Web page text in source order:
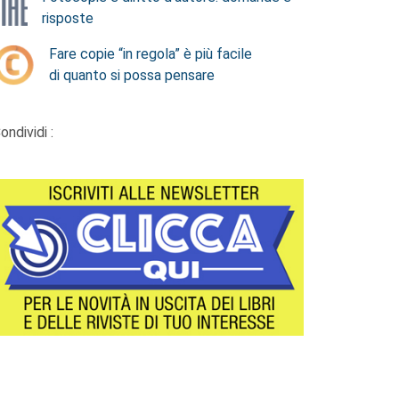
risposte
Fare copie “in regola” è più facile
di quanto si possa pensare
: